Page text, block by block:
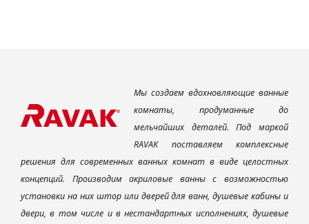
Мы создаем вдохновляющие ванные
комнаты, продуманные до
мельчайших деталей. Под маркой
RAVAK поставляем комплексные
решения для современных ванных комнат в виде целостных
концепций. Производим акриловые ванны с возможностью
установки на них штор или дверей для ванн, душевые кабины и
двери, в том числе и в нестандартных исполнениях, душевые